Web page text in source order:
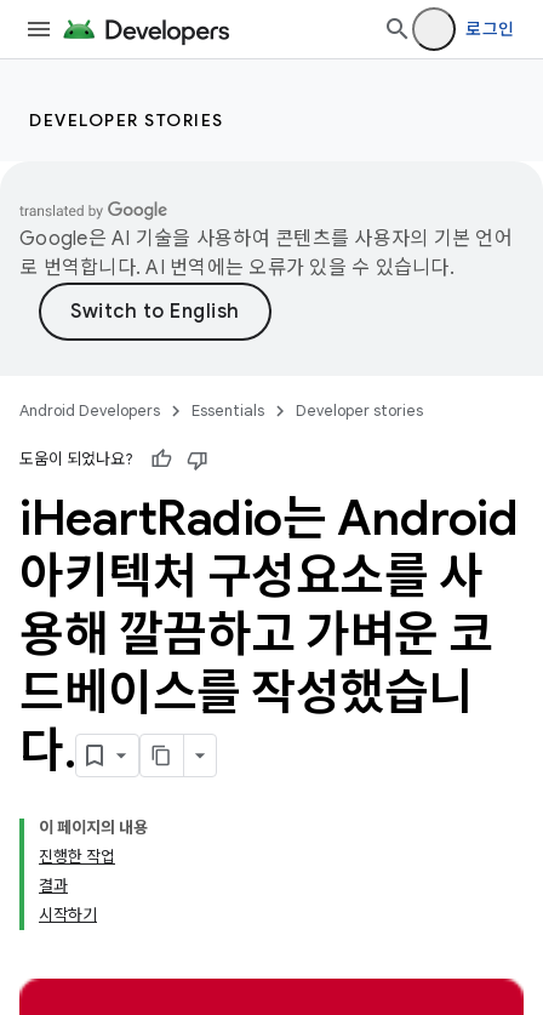
로그인
DEVELOPER STORIES
Google은 AI 기술을 사용하여 콘텐츠를 사용자의 기본 언어
로 번역합니다. AI 번역에는 오류가 있을 수 있습니다.
Android Developers Essentials Developer stories
도움이 되었나요?
iHeartRadio는 Android
아키텍처 구성요소를 사
용해 깔끔하고 가벼운 코
드베이스를 작성했습니
다.
이 페이지의 내용
진행한 작업
결과
시작하기